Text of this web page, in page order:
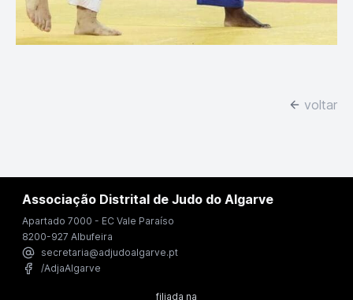
voltar
Associação Distrital de Judo do Algarve
Apartado 7000 - EC Vale Paraíso
8200-927 Albufeira
secretaria@adjudoalgarve.pt
/AdjaAlgarve
filiada na